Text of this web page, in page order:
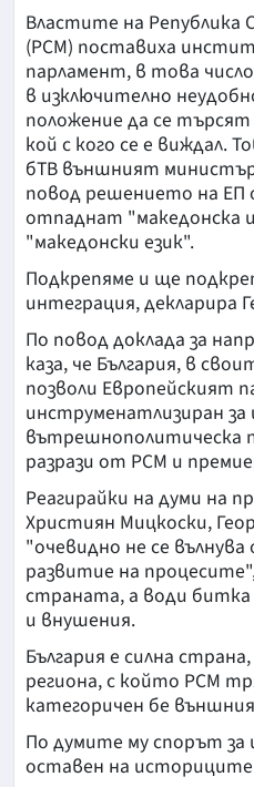
Властите на Република
(РСМ) поставиха
парламент, в това
в изключително
положение да се
кой с кого се е виждал.
бТВ външният министър
повод решението на ЕП
отпаднат "македонска
"македонски език".
Подкрепяме и ще
интеграция, декларира
По повод доклада за
каза, че България, в
позволи Европейският
инструменатлизиран за
вътрешнополитическа
разрази от РСМ и
Реагирайки на думи на
Християн Мицкоски,
"очевидно не се
развитие на
страната, а води
и внушения.
България е силна
региона, с който РСМ
категоричен бе
По думите му спорът
оставен на